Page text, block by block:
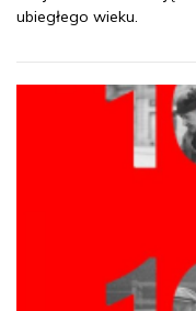
ubiegłego wieku.